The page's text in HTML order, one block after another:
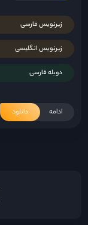
زیرنویس فارسی
زیرنویس انگلیسی
دوبله فارسی
ادامه دانلود